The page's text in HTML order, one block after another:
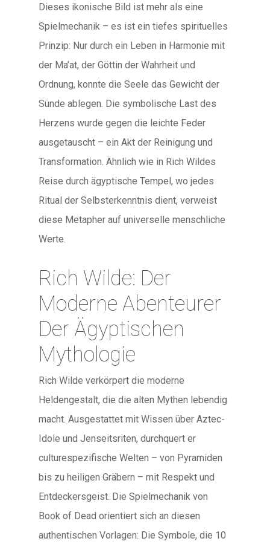
Dieses ikonische Bild ist mehr als eine
Spielmechanik – es ist ein tiefes spirituelles
Prinzip: Nur durch ein Leben in Harmonie mit
der Ma’at, der Göttin der Wahrheit und
Ordnung, konnte die Seele das Gewicht der
Sünde ablegen. Die symbolische Last des
Herzens wurde gegen die leichte Feder
ausgetauscht – ein Akt der Reinigung und
Transformation. Ähnlich wie in Rich Wildes
Reise durch ägyptische Tempel, wo jedes
Ritual der Selbsterkenntnis dient, verweist
diese Metapher auf universelle menschliche
Werte.
Rich Wilde: Der
Moderne Abenteurer
Der Ägyptischen
Mythologie
Rich Wilde verkörpert die moderne
Heldengestalt, die die alten Mythen lebendig
macht. Ausgestattet mit Wissen über Aztec-
Idole und Jenseitsriten, durchquert er
culturespezifische Welten – von Pyramiden
bis zu heiligen Gräbern – mit Respekt und
Entdeckersgeist. Die Spielmechanik von
Book of Dead orientiert sich an diesen
authentischen Vorlagen: Die Symbole, die 10